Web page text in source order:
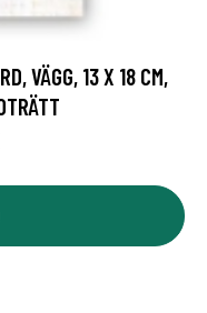
VÄGG, 13 X 18 CM,